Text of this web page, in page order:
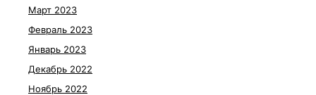
Март 2023
Февраль 2023
Январь 2023
Декабрь 2022
Ноябрь 2022